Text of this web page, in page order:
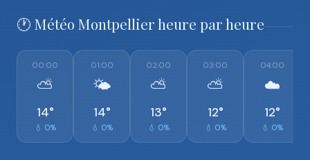
🕐 Météo Montpellier heure par heure
00:00
⛅
14°
💧 0%
01:00
🌤️
14°
💧 0%
02:00
⛅
13°
💧 0%
03:00
⛅
12°
💧 0%
04:00
☁️
12°
💧 0%